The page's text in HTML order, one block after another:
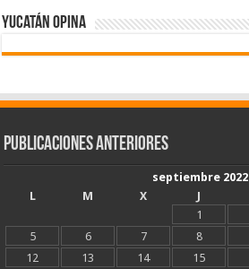
Yucatán Opina
Publicaciones Anteriores
septiembre 2022
L
M X J
1
5
6 7 8
12
13 14 15